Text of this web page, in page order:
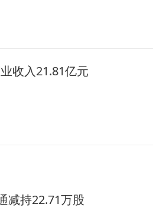
收入21.81亿元
减持22.71万股